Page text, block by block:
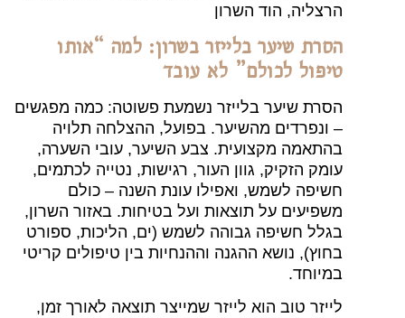
הרצליה, הוד השרון
הסרת שיער בלייזר בשרון: למה “אותו
טיפול לכולם” לא עובד
הסרת שיער בלייזר נשמעת פשוטה: כמה מפגשים
– ונפרדים מהשיער. בפועל, ההצלחה תלויה
בהתאמה מקצועית. צבע השיער, עובי השערה,
עומק הזקיק, גוון העור, רגישות, נטייה לכתמים,
חשיפה לשמש, ואפילו עונת השנה – כולם
משפיעים על תוצאות ועל בטיחות. באזור השרון,
בגלל חשיפה גבוהה לשמש (ים, הליכות, ספורט
בחוץ), נושא ההגנה וההנחיות בין טיפולים קריטי
במיוחד.
לייזר טוב הוא לייזר שמייצר תוצאה לאורך זמן,